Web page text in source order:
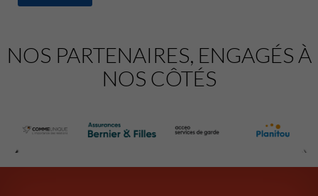
NOS PARTENAIRES, ENGAGÉS À
NOS CÔTÉS
‹ ›